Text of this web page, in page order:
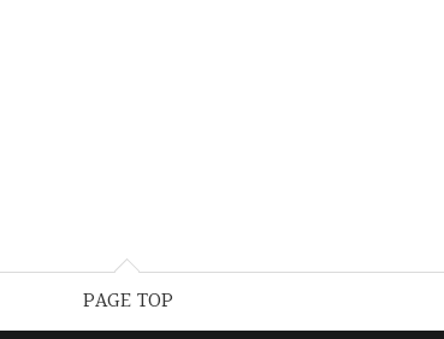
PAGE TOP